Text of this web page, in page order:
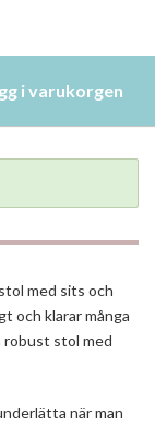
i varukorgen
med sits och
och klarar många
robust stol med
när man